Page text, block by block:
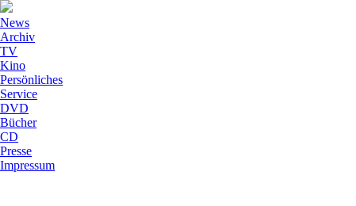
News
Archiv
TV
Kino
Persönliches
Service
DVD
Bücher
CD
Presse
Impressum